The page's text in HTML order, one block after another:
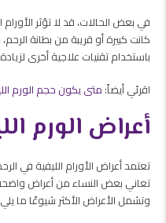
في بعض الحالات، قد لا تؤثر
كانت كبيرة أو قريبة من بطانة
باستخدام تقنيات علاجية أخرى
اقرئي أيضاً: متى يكون حجم الورم
أعراض الورم
تعتمد أعراض الأورام الليفية في
تعاني بعض النساء من أعراض
وتشمل الأعراض الأكثر شيوعًا ما